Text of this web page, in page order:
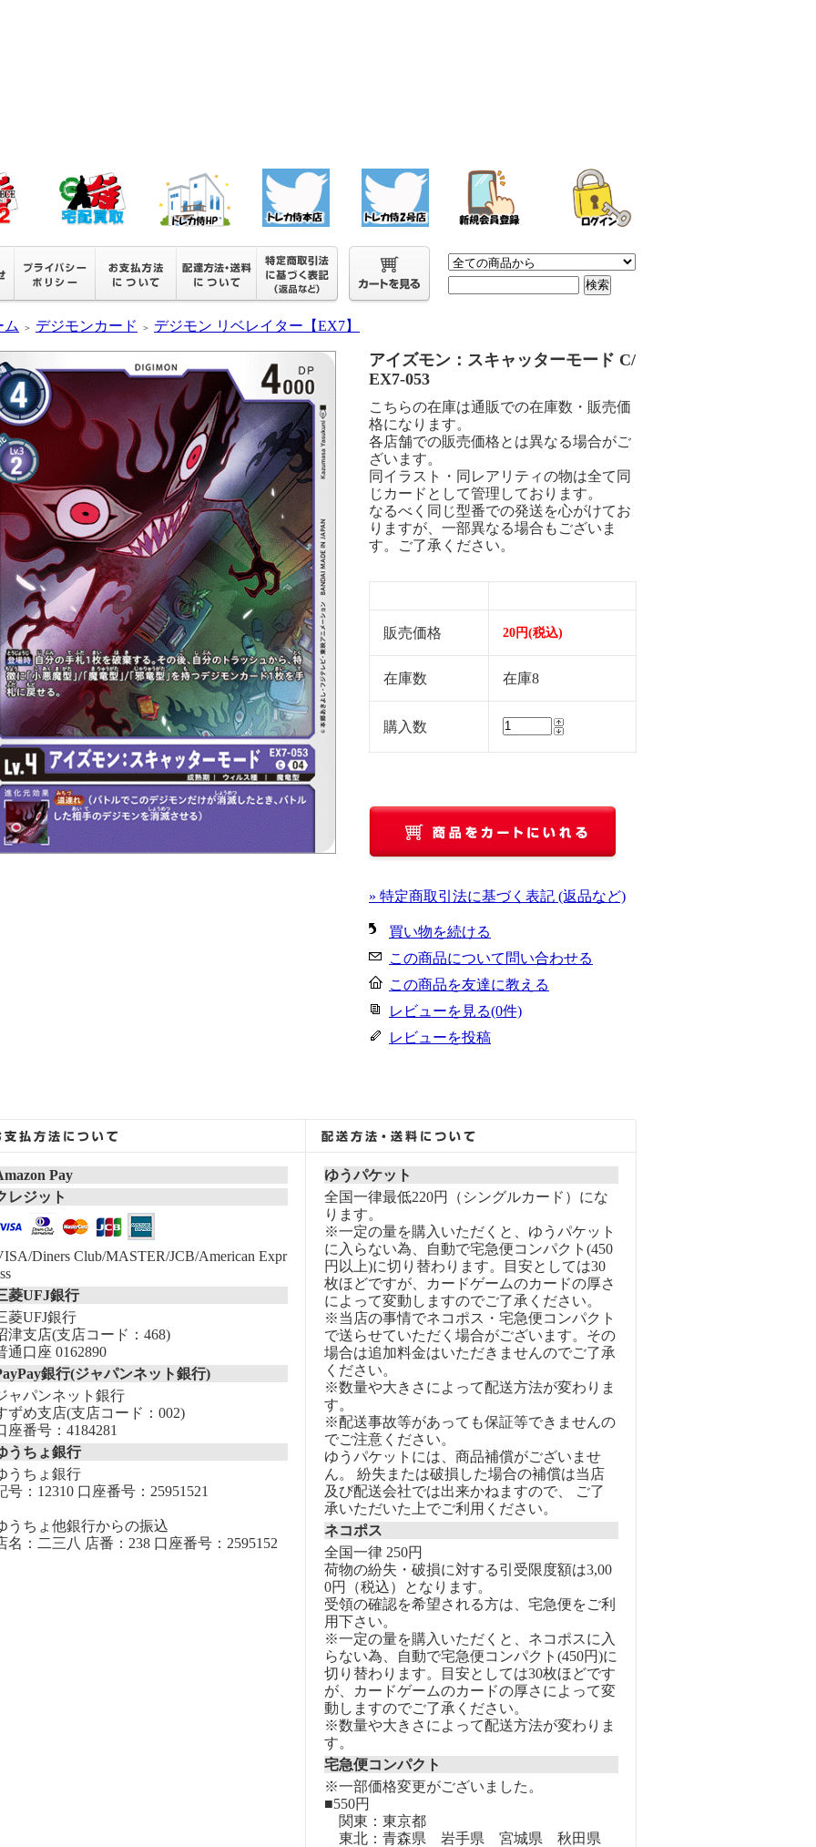
ム ＞ デジモンカード ＞ デジモン リベレイター【EX7】
アイズモン：スキャッターモード C/
EX7-053
こちらの在庫は通販での在庫数・販売価
格になります。
各店舗での販売価格とは異なる場合がご
ざいます。
同イラスト・同レアリティの物は全て同
じカードとして管理しております。
なるべく同じ型番での発送を心がけてお
りますが、一部異なる場合もございま
す。ご了承ください。
販売価格 20円(税込)
在庫数 在庫8
購入数
» 特定商取引法に基づく表記 (返品など)
買い物を続ける
この商品について問い合わせる
この商品を友達に教える
レビューを見る(0件)
レビューを投稿
Pay
レジット
Diners Club/MASTER/JCB/American Expr
菱UFJ銀行
菱UFJ銀行
津支店(支店コード：468)
通口座 0162890
銀行(ジャパンネット銀行)
ャパンネット銀行
ずめ支店(支店コード：002)
座番号：4184281
うちょ銀行
うちょ銀行
号：12310 口座番号：25951521
うちょ他銀行からの振込
名：二三八 店番：238 口座番号：2595152
ゆうパケット
全国一律最低220円（シングルカード）にな
ります。
※一定の量を購入いただくと、ゆうパケット
に入らない為、自動で宅急便コンパクト(450
円以上)に切り替わります。目安としては30
枚ほどですが、カードゲームのカードの厚さ
によって変動しますのでご了承ください。
※当店の事情でネコポス・宅急便コンパクト
で送らせていただく場合がございます。その
場合は追加料金はいただきませんのでご了承
ください。
※数量や大きさによって配送方法が変わりま
す。
※配送事故等があっても保証等できませんの
でご注意ください。
ゆうパケットには、商品補償がございませ
ん。 紛失または破損した場合の補償は当店
及び配送会社では出来かねますので、 ご了
承いただいた上でご利用ください。
ネコポス
全国一律 250円
荷物の紛失・破損に対する引受限度額は3,00
0円（税込）となります。
受領の確認を希望される方は、宅急便をご利
用下さい。
※一定の量を購入いただくと、ネコポスに入
らない為、自動で宅急便コンパクト(450円)に
切り替わります。目安としては30枚ほどです
が、カードゲームのカードの厚さによって変
動しますのでご了承ください。
※数量や大きさによって配送方法が変わりま
す。
宅急便コンパクト
※一部価格変更がございました。
■550円
関東：東京都
東北：青森県 岩手県 宮城県 秋田県